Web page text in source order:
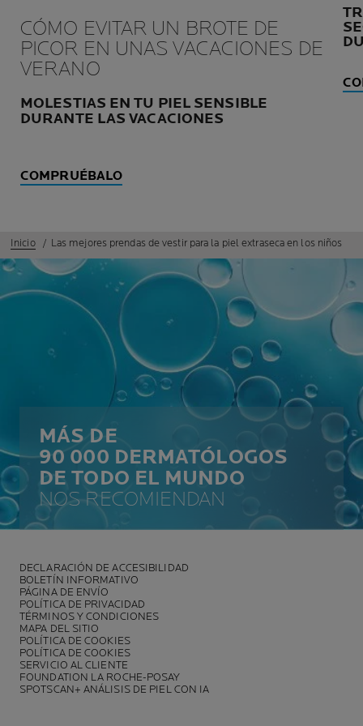
CÓMO EVITAR UN BROTE DE
PICOR EN UNAS VACACIONES DE
VERANO
MOLESTIAS EN TU PIEL SENSIBLE
DURANTE LAS VACACIONES
COMPRUÉBALO
Inicio Las mejores prendas de vestir para la piel extraseca en los niños
MÁS DE
90 000 DERMATÓLOGOS
DE TODO EL MUNDO
NOS RECOMIENDAN
DECLARACIÓN DE ACCESIBILIDAD
BOLETÍN INFORMATIVO
PÁGINA DE ENVÍO
POLÍTICA DE PRIVACIDAD
TÉRMINOS Y CONDICIONES
MAPA DEL SITIO
POLÍTICA DE COOKIES
POLÍTICA DE COOKIES
SERVICIO AL CLIENTE
FOUNDATION LA ROCHE-POSAY
SPOTSCAN+ ANÁLISIS DE PIEL CON IA